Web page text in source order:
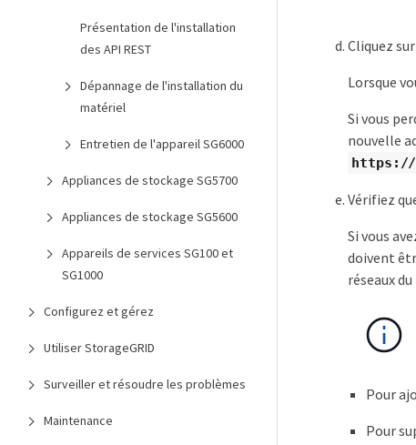
Présentation de l'installation
des API REST
Dépannage de l'installation du
matériel
Entretien de l'appareil SG6000
Appliances de stockage SG5700
Appliances de stockage SG5600
Appareils de services SG100 et
SG1000
Configurez et gérez
Utiliser StorageGRID
Surveiller et résoudre les problèmes
Maintenance
Cliquez sur
Lorsque
Si vous
nouvelle
https://
Vérifiez
Si vous
doivent
réseaux
Pour
Pour